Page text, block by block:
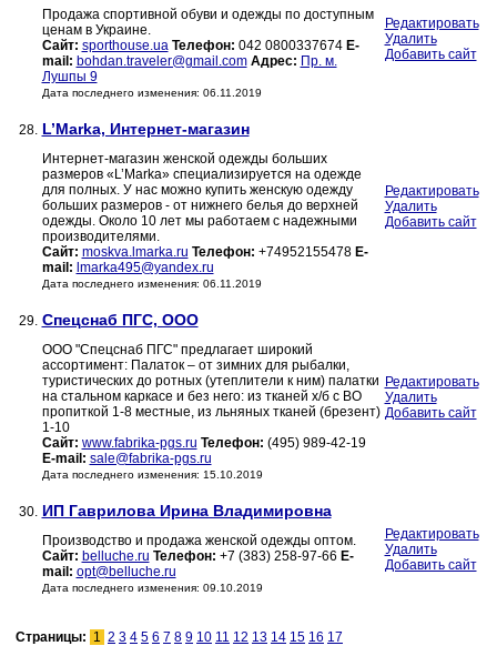
Продажа спортивной обуви и одежды по доступным
ценам в Украине.
Сайт: sporthouse.ua Телефон: 042 0800337674 E-
mail: bohdan.traveler@gmail.com Адрес: Пр. м.
Лушпы 9
Дата последнего изменения: 06.11.2019
Редактировать
Удалить
Добавить сайт
28. L’Marka, Интернет-магазин
Интернет-магазин женской одежды больших
размеров «L’Marka» специализируется на одежде
для полных. У нас можно купить женскую одежду
больших размеров - от нижнего белья до верхней
одежды. Около 10 лет мы работаем с надежными
производителями.
Сайт: moskva.lmarka.ru Телефон: +74952155478 E-
mail: lmarka495@yandex.ru
Дата последнего изменения: 06.11.2019
Редактировать
Удалить
Добавить сайт
29. Спецснаб ПГС, ООО
ООО "Спецснаб ПГС" предлагает широкий
ассортимент: Палаток – от зимних для рыбалки,
туристических до ротных (утеплители к ним) палатки
на стальном каркасе и без него: из тканей х/б с ВО
пропиткой 1-8 местные, из льняных тканей (брезент)
1-10
Сайт: www.fabrika-pgs.ru Телефон: (495) 989-42-19
E-mail: sale@fabrika-pgs.ru
Дата последнего изменения: 15.10.2019
Редактировать
Удалить
Добавить сайт
30. ИП Гаврилова Ирина Владимировна
Производство и продажа женской одежды оптом.
Сайт: belluche.ru Телефон: +7 (383) 258-97-66 E-
mail: opt@belluche.ru
Дата последнего изменения: 09.10.2019
Редактировать
Удалить
Добавить сайт
Страницы: 1 2 3 4 5 6 7 8 9 10 11 12 13 14 15 16 17